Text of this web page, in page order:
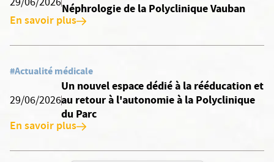
Néphrologie de la Polyclinique Vauban
En savoir plus
#Actualité médicale
29/06/2026
Un nouvel espace dédié à la rééducation et
au retour à l'autonomie à la Polyclinique
du Parc
En savoir plus